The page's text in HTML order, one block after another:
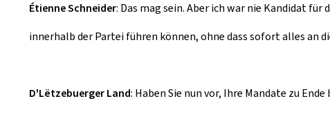
Étienne Schneider: Das mag sein. Aber ich war nie Kandidat
innerhalb der Partei führen können, ohne dass sofort alles an
D'Lëtzebuerger Land: Haben Sie nun vor, Ihre Mandate zu